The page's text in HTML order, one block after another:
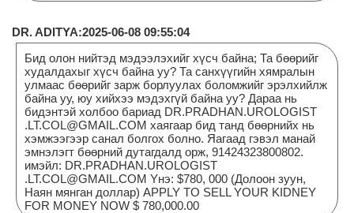
DR. ADITYA:2025-06-08 09:55:04
Бид олон нийтэд мэдээлэхийг хүсч байна; Та бөөрийг
худалдахыг хүсч байна уу? Та санхүүгийн хямралын
улмаас бөөрийг зарж борлуулах боломжийг эрэлхийлж
байна уу, юу хийхээ мэдэхгүй байна уу? Дараа нь
бидэнтэй холбоо бариад DR.PRADHAN.UROLOGIST
.LT.COL@GMAIL.COM хаягаар бид танд бөөрнийх нь
хэмжээгээр санал болгох болно. Яагаад гэвэл манай
эмнэлэгт бөөрний дутагдалд орж, 91424323800802.
имэйл: DR.PRADHAN.UROLOGIST
.LT.COL@GMAIL.COM Yнэ: $780, 000 (Долоон зуун,
Наян мянган доллар) APPLY TO SELL YOUR KIDNEY
FOR MONEY NOW $ 780,000.00